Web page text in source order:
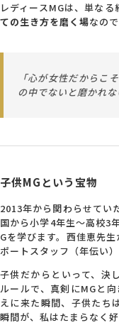
レディースMGは、単なる
ての生き方を磨く場なので
「心が女性だからこ
の中でないと磨かれな
子供MGという宝物
2013年から関わらせてい
国から小学4年生〜高校3
Gを学びます。西佳恵先
ポートスタッフ（年伝い
子供だからといって、決
ルールで、真剣にMGと
えに来た瞬間、子供たち
瞬間が、私はたまらなく好